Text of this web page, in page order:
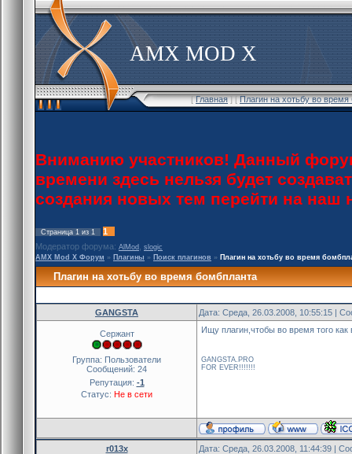
AMX MOD X
[Главная] [Плагин на хотьбу во
Вниманию участников! Данный
времени здесь нельзя будет
создания новых тем перейти на
Страница 1 из 1
1
Модератор форума: AlMod
slogic
AMX Mod X Форум » Плагины » Поиск плагинов » Плагин на хотьбу во время
Плагин на хотьбу во время бомбпланта
GANGSTA Дата: Среда, 26.03.2008, 10:55:15 |
Сержант
Группа: Пользователи
Сообщений: 24
Репутация: -1
Статус: Не в сети
Ищу плагин,чтобы во время того
GANGSTA.PRO
FOR EVER!!!!!!!
r013x Дата: Среда, 26.03.2008, 11:44:39 |